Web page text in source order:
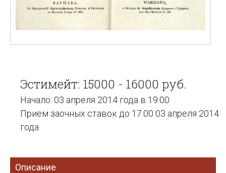
Эстимейт: 15000 - 16000 руб.
Начало: 03 апреля 2014 года в 19:00
Прием заочных ставок до 17:00 03 апреля 2014
года
Описание